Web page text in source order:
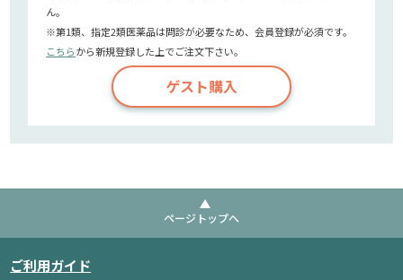
ん。
※第1類、指定2類医薬品は問診が必要なため、会員登録が必須です。
こちらから新規登録した上でご注文下さい。
ゲスト購入
ページトップへ
ご利用ガイド